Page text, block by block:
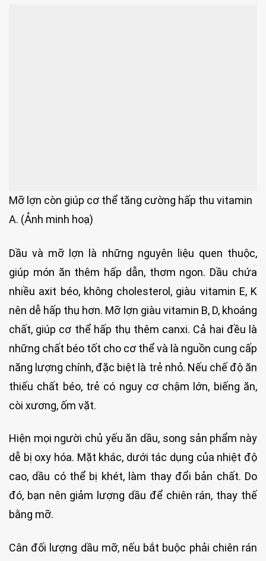
Mỡ lợn còn giúp cơ thể tăng cường hấp thu vitamin
A. (Ảnh minh hoạ)
Dầu và mỡ lợn là những nguyên liệu quen thuộc,
giúp món ăn thêm hấp dẫn, thơm ngon. Dầu chứa
nhiều axit béo, không cholesterol, giàu vitamin E, K
nên dễ hấp thụ hơn. Mỡ lợn giàu vitamin B, D, khoáng
chất, giúp cơ thể hấp thụ thêm canxi. Cả hai đều là
những chất béo tốt cho cơ thể và là nguồn cung cấp
năng lượng chính, đặc biệt là trẻ nhỏ. Nếu chế độ ăn
thiếu chất béo, trẻ có nguy cơ chậm lớn, biếng ăn,
còi xương, ốm vặt.
Hiện mọi người chủ yếu ăn dầu, song sản phẩm này
dễ bị oxy hóa. Mặt khác, dưới tác dụng của nhiệt độ
cao, dầu có thể bị khét, làm thay đổi bản chất. Do
đó, bạn nên giảm lượng dầu để chiên rán, thay thế
bằng mỡ.
Cân đối lượng dầu mỡ, nếu bắt buộc phải chiên rán